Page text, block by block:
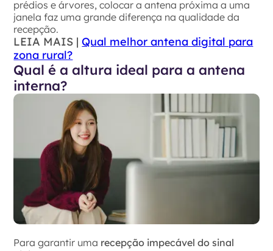
prédios e árvores, colocar a antena próxima a uma
janela faz uma grande diferença na qualidade da
recepção.
LEIA MAIS |Qual melhor antena digital para
zona rural?
Qual é a altura ideal para a antena
interna?
Para garantir uma recepção impecável do sinal